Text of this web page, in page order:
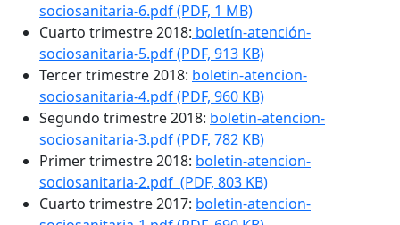
sociosanitaria-6.pdf (PDF, 1 MB)
Cuarto trimestre 2018: boletín-atención-
sociosanitaria-5.pdf (PDF, 913 KB)
Tercer trimestre 2018: boletin-atencion-
sociosanitaria-4.pdf (PDF, 960 KB)
Segundo trimestre 2018: boletin-atencion-
sociosanitaria-3.pdf (PDF, 782 KB)
Primer trimestre 2018: boletin-atencion-
sociosanitaria-2.pdf (PDF, 803 KB)
Cuarto trimestre 2017: boletin-atencion-